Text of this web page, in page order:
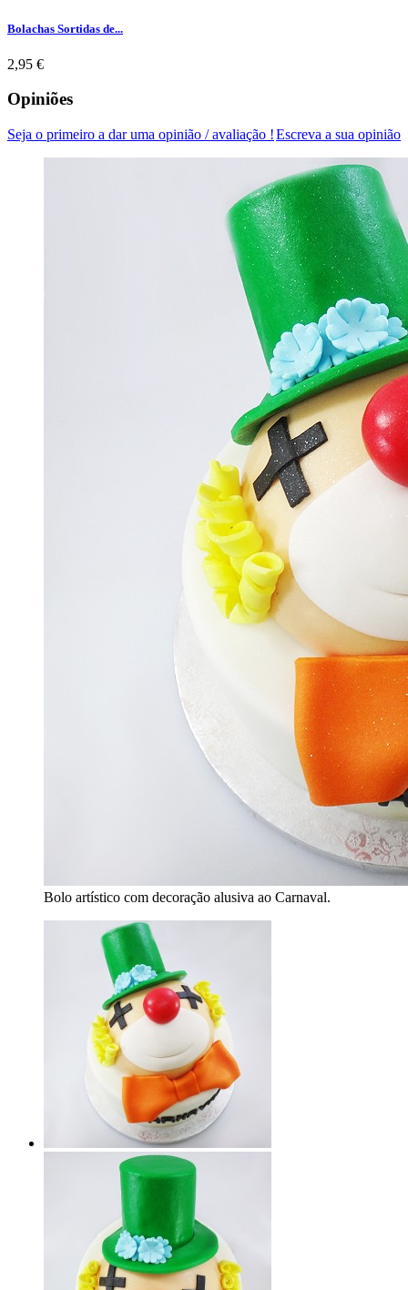
Bolachas Sortidas de...
Preço
2,95 €
Opiniões
Escreva a sua opinião
Seja o primeiro a dar uma opinião / avaliação !
Bolo artístico com decoração alusiva ao Carnaval.